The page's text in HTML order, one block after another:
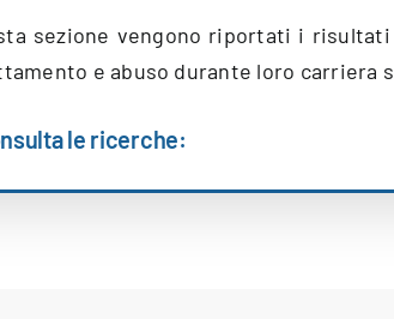
sezione vengono riportati i
e abuso durante loro carriera
le ricerche: